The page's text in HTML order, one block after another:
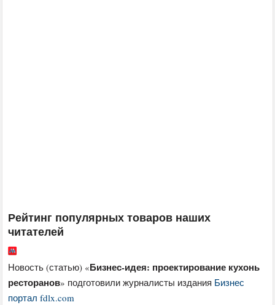
Рейтинг популярных товаров наших
читателей
Новость (статью) «Бизнес-идея: проектирование кухонь
ресторанов» подготовили журналисты издания Бизнес
портал fdlx.com